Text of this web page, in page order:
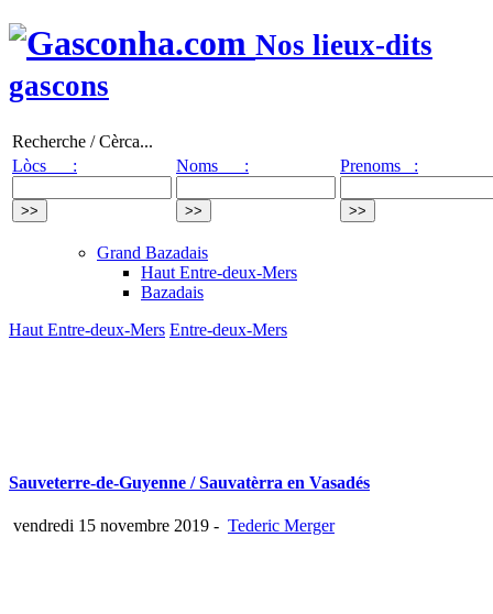
Nos lieux-dits
gascons
Recherche / Cèrca...
Lòcs :
Noms : Prenoms :
Grand Bazadais
Haut Entre-deux-Mers
Bazadais
Haut Entre-deux-Mers Entre-deux-Mers
Sauveterre-de-Guyenne / Sauvatèrra en Vasadés
vendredi 15 novembre 2019 - Tederic Merger